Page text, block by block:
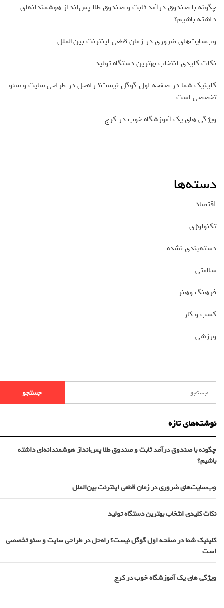
چگونه با صندوق درآمد ثابت و صندوق طلا پس‌انداز هوشمندانه‌ای
داشته باشیم؟
وب‌سایت‌های ضروری در زمان قطعی اینترنت بین‌الملل
نکات کلیدی انتخاب بهترین دستگاه تولید
کلینیک شما در صفحه اول گوگل نیست؟ راه‌حل در طراحی سایت و سئو
تخصصی است
ویژگی های یک آموزشگاه خوب در کرج
دسته‌ها
اقتصاد
تکنولوژی
دسته‌بندی نشده
سلامتی
فرهنگ وهنر
کسب و کار
ورزشی
نوشته‌های تازه
چگونه با صندوق درآمد ثابت و صندوق طلا پس‌انداز هوشمندانه‌ای داشته
باشیم؟
وب‌سایت‌های ضروری در زمان قطعی اینترنت بین‌الملل
نکات کلیدی انتخاب بهترین دستگاه تولید
کلینیک شما در صفحه اول گوگل نیست؟ راه‌حل در طراحی سایت و سئو تخصصی
است
ویژگی های یک آموزشگاه خوب در کرج